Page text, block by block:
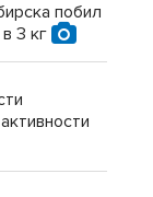
побил
3 кг